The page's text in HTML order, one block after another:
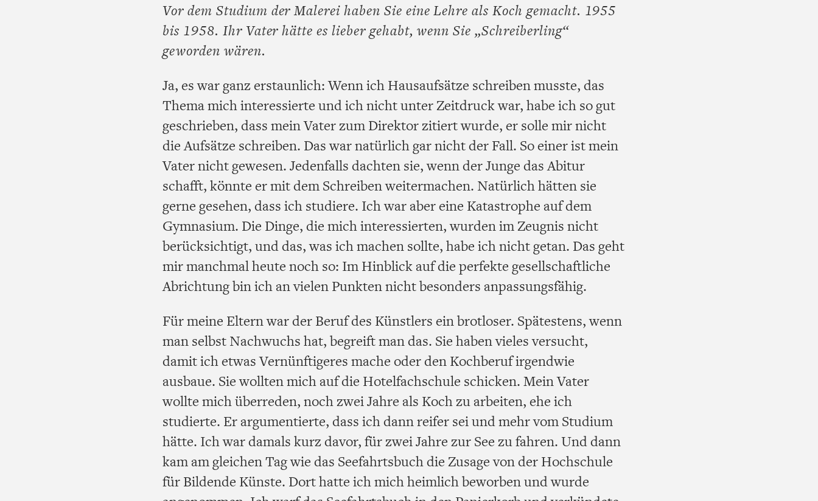
Vor dem Studium der Malerei haben Sie eine Lehre als Koch gemacht. 1955
bis 1958. Ihr Vater hätte es lieber gehabt, wenn Sie „Schreiberling“
geworden wären.
Ja, es war ganz erstaunlich: Wenn ich Hausaufsätze schreiben musste, das
Thema mich interessierte und ich nicht unter Zeitdruck war, habe ich so gut
geschrieben, dass mein Vater zum Direktor zitiert wurde, er solle mir nicht
die Aufsätze schreiben. Das war natürlich gar nicht der Fall. So einer ist mein
Vater nicht gewesen. Jedenfalls dachten sie, wenn der Junge das Abitur
schafft, könnte er mit dem Schreiben weitermachen. Natürlich hätten sie
gerne gesehen, dass ich studiere. Ich war aber eine Katastrophe auf dem
Gymnasium. Die Dinge, die mich interessierten, wurden im Zeugnis nicht
berücksichtigt, und das, was ich machen sollte, habe ich nicht getan. Das geht
mir manchmal heute noch so: Im Hinblick auf die perfekte gesellschaftliche
Abrichtung bin ich an vielen Punkten nicht besonders anpassungsfähig.
Für meine Eltern war der Beruf des Künstlers ein brotloser. Spätestens, wenn
man selbst Nachwuchs hat, begreift man das. Sie haben vieles versucht,
damit ich etwas Vernünftigeres mache oder den Kochberuf irgendwie
ausbaue. Sie wollten mich auf die Hotelfachschule schicken. Mein Vater
wollte mich überreden, noch zwei Jahre als Koch zu arbeiten, ehe ich
studierte. Er argumentierte, dass ich dann reifer sei und mehr vom Studium
hätte. Ich war damals kurz davor, für zwei Jahre zur See zu fahren. Und dann
kam am gleichen Tag wie das Seefahrtsbuch die Zusage von der Hochschule
für Bildende Künste. Dort hatte ich mich heimlich beworben und wurde